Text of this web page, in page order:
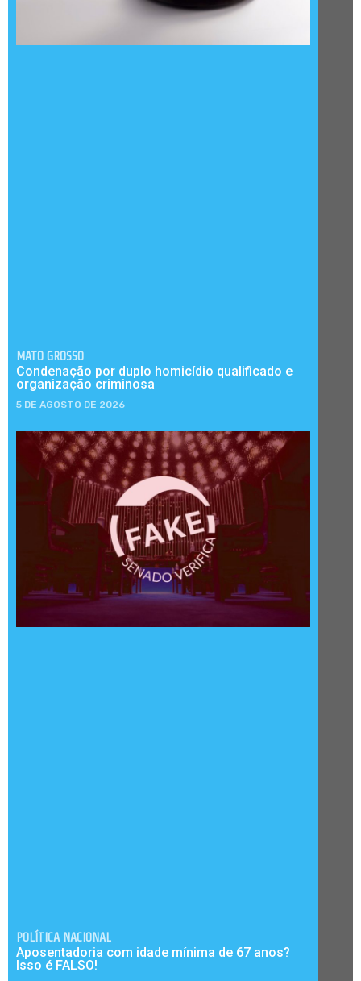
MATO GROSSO
Condenação por duplo homicídio qualificado e
organização criminosa
5 DE AGOSTO DE 2026
POLÍTICA NACIONAL
Aposentadoria com idade mínima de 67 anos?
Isso é FALSO!